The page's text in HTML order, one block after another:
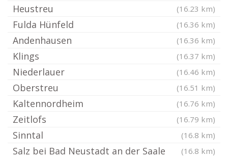
Heustreu (16.23 km)
Fulda Hünfeld (16.36 km)
Andenhausen (16.36 km)
Klings (16.37 km)
Niederlauer (16.46 km)
Oberstreu (16.51 km)
Kaltennordheim (16.76 km)
Zeitlofs (16.79 km)
Sinntal (16.8 km)
Salz bei Bad Neustadt an der Saale (16.8 km)